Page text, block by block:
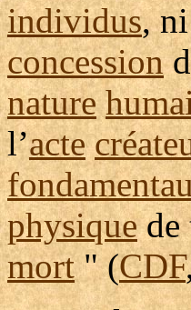
individus,
concession
nature
l’acte
physiquede
mort" (CDF